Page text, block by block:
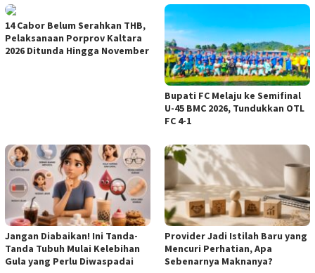
14 Cabor Belum Serahkan THB,
Pelaksanaan Porprov Kaltara
2026 Ditunda Hingga November
Bupati FC Melaju ke Semifinal
U-45 BMC 2026, Tundukkan OTL
FC 4-1
Jangan Diabaikan! Ini Tanda-
Tanda Tubuh Mulai Kelebihan
Gula yang Perlu Diwaspadai
Provider Jadi Istilah Baru yang
Mencuri Perhatian, Apa
Sebenarnya Maknanya?